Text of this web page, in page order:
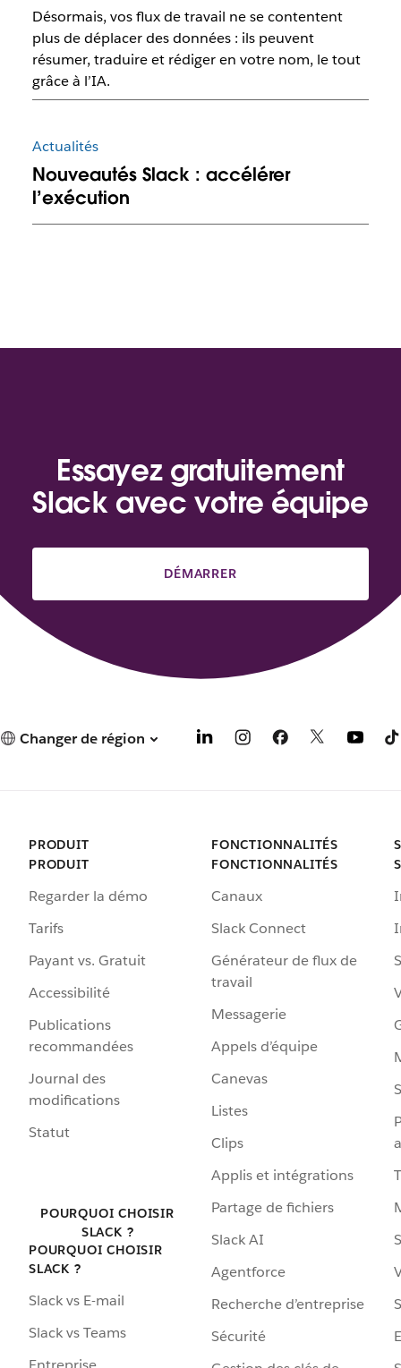
Désormais, vos flux de travail ne se contentent
plus de déplacer des données : ils peuvent
résumer, traduire et rédiger en votre nom, le tout
grâce à l’IA.
Actualités
Nouveautés Slack : accélérer
l’exécution
Essayez gratuitement
Slack avec votre équipe
DÉMARRER
Changer de région
PRODUIT
PRODUIT
Regarder la démo
Tarifs
Payant vs. Gratuit
Accessibilité
Publications
recommandées
Journal des
modifications
Statut
POURQUOI CHOISIR
SLACK ?
POURQUOI CHOISIR
SLACK ?
Slack vs E-mail
Slack vs Teams
FONCTIONNALITÉS
FONCTIONNALITÉS
Canaux
Slack Connect
Générateur de flux de
travail
Messagerie
Appels d’équipe
Canevas
Listes
Clips
Applis et intégrations
Partage de fichiers
Slack AI
Agentforce
Recherche d’entreprise
Sécurité